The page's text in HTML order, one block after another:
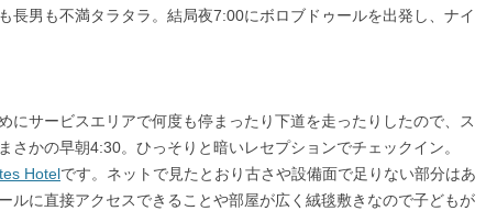
長男も不満タラタラ。結局夜7:00にボロブドゥールを出発し、ナイ
にサービスエリアで何度も停まったり下道を走ったりしたので、ス
さかの早朝4:30。ひっそりと暗いレセプションでチェックイン。
Hotelです。ネットで見たとおり古さや設備面で足りない部分はあ
ルに直接アクセスできることや部屋が広く絨毯敷きなので子どもが